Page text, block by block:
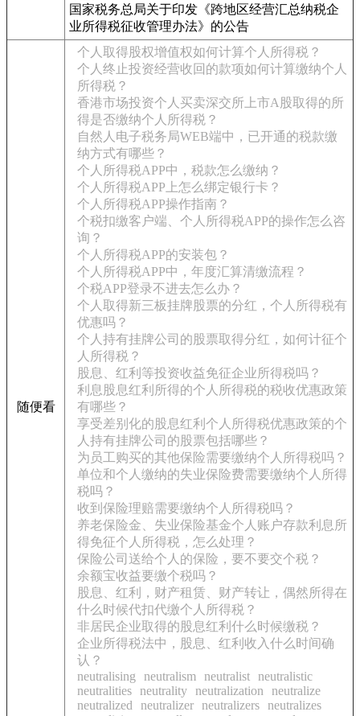
国家税务总局关于印发《跨地区经营汇总纳税企
业所得税征收管理办法》的公告
随便看
个人取得股权增值权如何计算个人所得税？
个人终止投资经营收回的款项如何计算缴纳个人
所得税？
香港市场投资个人买卖深交所上市A股取得的所
得是否缴纳个人所得税？
自然人电子税务局WEB端中，已开通的税款缴
纳方式有哪些？
个人所得税APP中，税款怎么缴纳？
个人所得税APP上怎么绑定银行卡？
个人所得税APP操作指南？
个税扣缴客户端、个人所得税APP的操作怎么咨
询？
个人所得税APP的安装包？
个人所得税APP中，年度汇算清缴流程？
个税APP登录不进去怎么办？
个人取得新三板挂牌股票的分红，个人所得税有
优惠吗？
个人持有挂牌公司的股票取得分红，如何计征个
人所得税？
股息、红利等投资收益免征企业所得税吗？
利息股息红利所得的个人所得税的税收优惠政策
有哪些？
享受差别化的股息红利个人所得税优惠政策的个
人持有挂牌公司的股票包括哪些？
为员工购买的其他保险需要缴纳个人所得税吗？
单位和个人缴纳的失业保险费需要缴纳个人所得
税吗？
收到保险理赔需要缴纳个人所得税吗？
养老保险金、失业保险基金个人账户存款利息所
得免征个人所得税，怎么处理？
保险公司送给个人的保险，要不要交个税？
余额宝收益要缴个税吗？
股息、红利，财产租赁、财产转让，偶然所得在
什么时候代扣代缴个人所得税？
非居民企业取得的股息红利什么时候缴税？
企业所得税法中，股息、红利收入什么时间确
认？
neutralising
neutralism neutralist
neutralistic
neutralities
neutrality neutralization
neutralize
neutralized
neutralizer neutralizers
neutralizes